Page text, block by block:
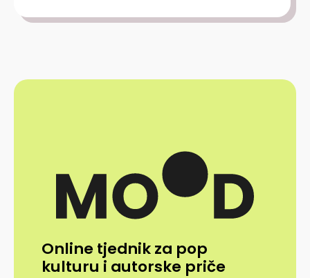
Online tjednik za pop
kulturu i autorske priče